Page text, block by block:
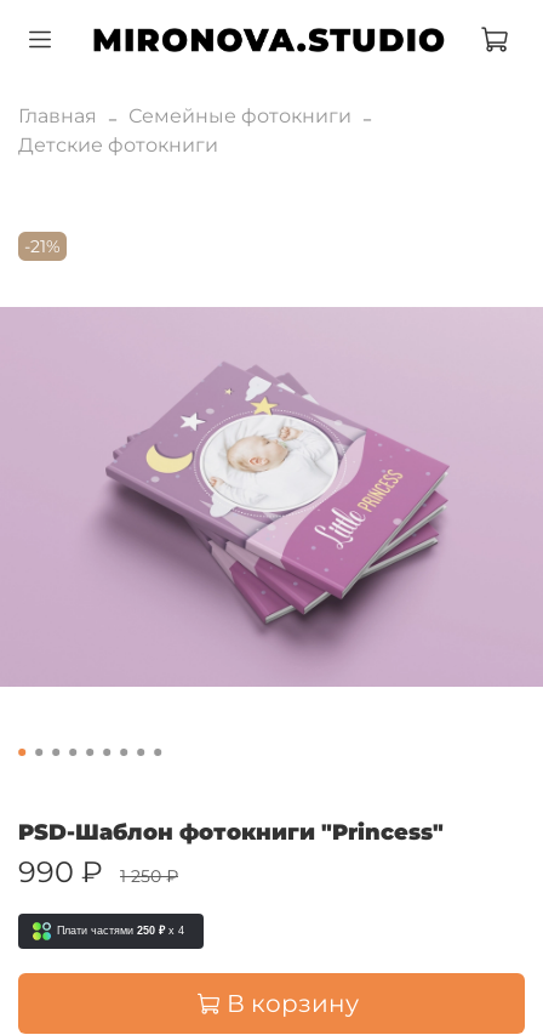
Главная
Семейные фотокниги
Детские фотокниги
-21%
PSD-Шаблон фотокниги "Princess"
990 ₽ 1 250 ₽
Плати частями 250 ₽ x 4
В корзину